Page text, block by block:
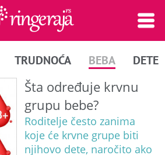
TRUDNOĆA BEBA DETE
Šta određuje krvnu
grupu bebe?
Roditelje često zanima
koje će krvne grupe biti
njihovo dete, naročito ako